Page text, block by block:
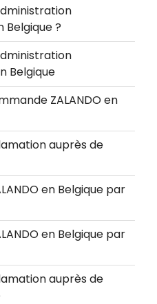
Belgique ?
Belgique
ZALANDO en
auprès de
en Belgique par
en Belgique par
auprès de